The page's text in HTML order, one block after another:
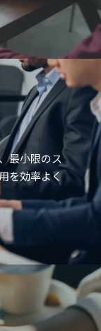
最小限のス
を効率よく